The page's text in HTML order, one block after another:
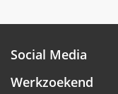
Social Media
Werkzoekend